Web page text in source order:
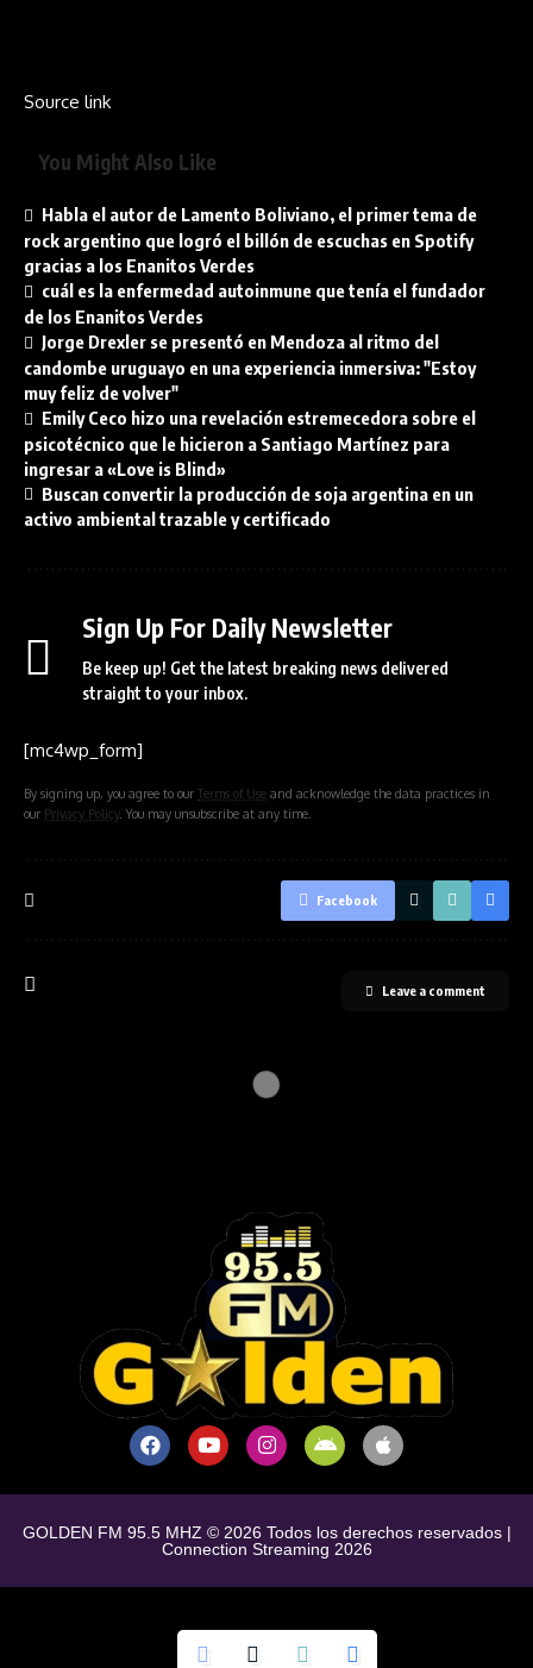
Source link
You Might Also Like
Habla el autor de Lamento Boliviano, el primer tema de
rock argentino que logró el billón de escuchas en Spotify
gracias a los Enanitos Verdes
cuál es la enfermedad autoinmune que tenía el fundador
de los Enanitos Verdes
Jorge Drexler se presentó en Mendoza al ritmo del
candombe uruguayo en una experiencia inmersiva: "Estoy
muy feliz de volver"
Emily Ceco hizo una revelación estremecedora sobre el
psicotécnico que le hicieron a Santiago Martínez para
ingresar a «Love is Blind»
Buscan convertir la producción de soja argentina en un
activo ambiental trazable y certificado
Sign Up For Daily Newsletter
Be keep up! Get the latest breaking news delivered
straight to your inbox.
[mc4wp_form]
By signing up, you agree to our Terms of Use and acknowledge the data practices in
our Privacy Policy. You may unsubscribe at any time.
Facebook
Leave a comment
GOLDEN FM 95.5 MHZ © 2026 Todos los derechos reservados |
Connection Streaming 2026